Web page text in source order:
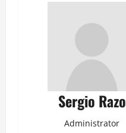
Sergio Razo
Administrator